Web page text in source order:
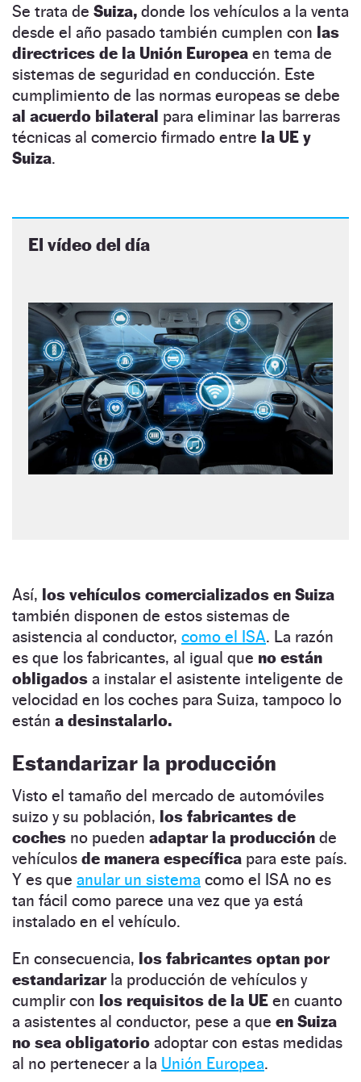
Se trata de Suiza, donde los vehículos a la venta
desde el año pasado también cumplen con las
directrices de la Unión Europea en tema de
sistemas de seguridad en conducción. Este
cumplimiento de las normas europeas se debe
al acuerdo bilateral para eliminar las barreras
técnicas al comercio firmado entre la UE y
Suiza.
El vídeo del día
Así, los vehículos comercializados en Suiza
también disponen de estos sistemas de
asistencia al conductor, como el ISA. La razón
es que los fabricantes, al igual que no están
obligados a instalar el asistente inteligente de
velocidad en los coches para Suiza, tampoco lo
están a desinstalarlo.
Estandarizar la producción
Visto el tamaño del mercado de automóviles
suizo y su población, los fabricantes de
coches no pueden adaptar la producción de
vehículos de manera específica para este país.
Y es que anular un sistema como el ISA no es
tan fácil como parece una vez que ya está
instalado en el vehículo.
En consecuencia, los fabricantes optan por
estandarizarla producción de vehículos y
cumplir con los requisitos de la UE en cuanto
a asistentes al conductor, pese a que en Suiza
no sea obligatorio adoptar con estas medidas
al no pertenecer a la Unión Europea.